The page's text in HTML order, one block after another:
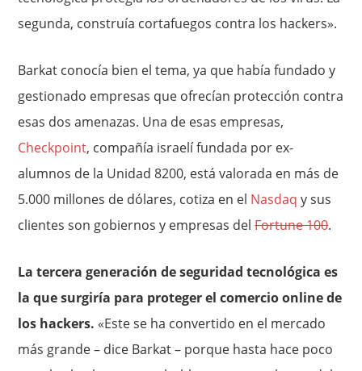
segunda, construía cortafuegos contra los hackers».
Barkat conocía bien el tema, ya que había fundado y
gestionado empresas que ofrecían protección contra
esas dos amenazas. Una de esas empresas,
Checkpoint, compañía israelí fundada por ex-
alumnos de la Unidad 8200, está valorada en más de
5.000 millones de dólares, cotiza en el Nasdaq y sus
clientes son gobiernos y empresas delFortune 100.
La tercera generación de seguridad tecnológica es
la que surgiría para proteger el comercio online de
los hackers. «Este se ha convertido en el mercado
más grande – dice Barkat – porque hasta hace poco